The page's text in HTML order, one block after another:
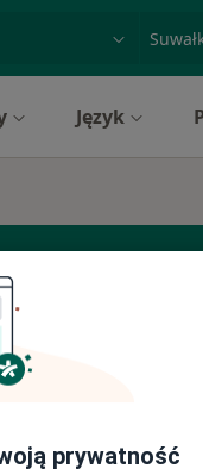
lub nazwisko
Język
prywatność